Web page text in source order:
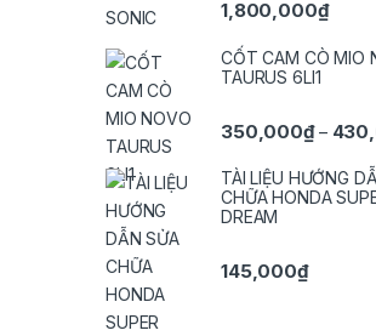
hạng5.005
1,800,000₫
CỐT CAM CÒ MIO
TAURUS 6LI1
350,000₫ –
TÀI LIỆU HƯỚNG
CHỮA HONDA
DREAM
145,000₫